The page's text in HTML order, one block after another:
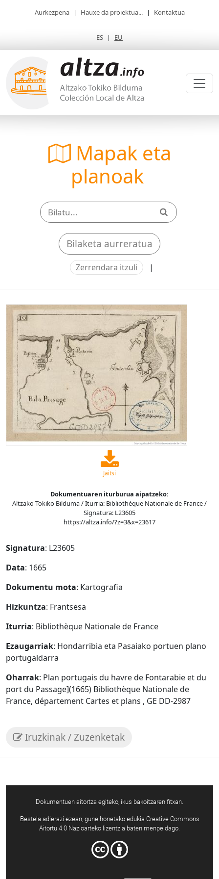
Aurkezpena | Hauxe da proiektua... | Kontaktua
ES | EU
Mapak eta
planoak
Bilaketa aurreratua
Zerrendara itzuli |
Jaitsi
Dokumentuaren iturburua aipatzeko:
Altzako Tokiko Bilduma / Iturria: Bibliothèque Nationale de France /
Signatura: L23605
https://altza.info/?z=3&x=23617
Signatura: L23605
Data: 1665
Dokumentu mota: Kartografia
Hizkuntza: Frantsesa
Iturria: Bibliothèque Nationale de France
Ezaugarriak: Hondarribia eta Pasaiako portuen plano
portugaldarra
Oharrak: Plan portugais du havre de Fontarabie et du
port du Passage](1665) Bibliothèque Nationale de
France, département Cartes et plans , GE DD-2987
Iruzkinak / Zuzenketak
Dokumentuen aitortza egiteko, ikus bakoitzaren fitxan.
Bestela adierazi ezean, gune honetako edukia Creative Commons
Aitortu 4.0 Nazioarteko lizentzia baten menpe dago.